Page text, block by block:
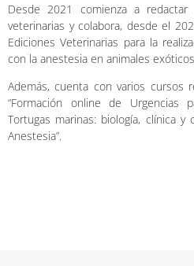
Desde 2021 comienza a redactar
veterinarias y colabora, desde el
Ediciones Veterinarias para la
con la anestesia en animales
Además, cuenta con varios cursos
“Formación online de Urgencias
Tortugas marinas: biología, clínica y
Anestesia”.